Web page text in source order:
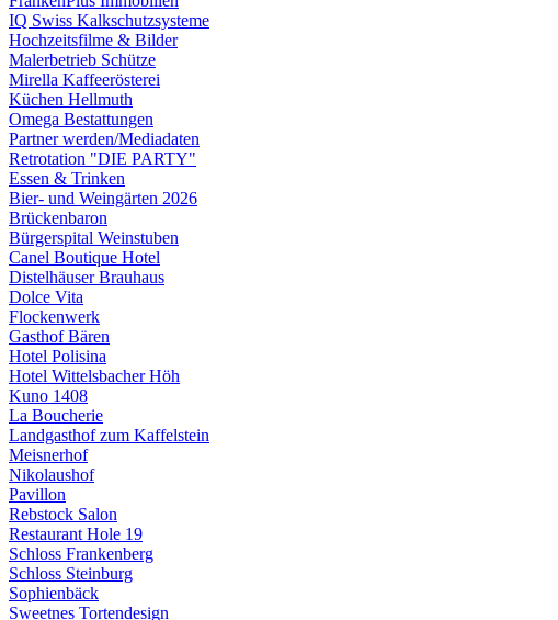
IQ Swiss Kalkschutzsysteme
Hochzeitsfilme & Bilder
Malerbetrieb Schütze
Mirella Kaffeerösterei
Küchen Hellmuth
Omega Bestattungen
Partner werden/Mediadaten
Retrotation "DIE PARTY"
Essen & Trinken
Bier- und Weingärten 2026
Brückenbaron
Bürgerspital Weinstuben
Canel Boutique Hotel
Distelhäuser Brauhaus
Dolce Vita
Flockenwerk
Gasthof Bären
Hotel Polisina
Hotel Wittelsbacher Höh
Kuno 1408
La Boucherie
Landgasthof zum Kaffelstein
Meisnerhof
Nikolaushof
Pavillon
Rebstock Salon
Restaurant Hole 19
Schloss Frankenberg
Schloss Steinburg
Sophienbäck
Sweetnes Tortendesign